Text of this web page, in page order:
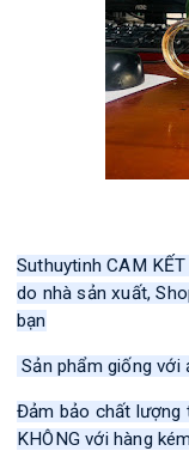
Suthuytinh CAM
do nhà sản xuất,
bạn
Sản phẩm giống với
Đảm bảo chất lượng
KHÔNG với hàng